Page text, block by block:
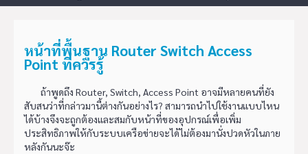
หน้าที่พื้นฐาน Router Switch Access
Point ที่ควรรู้
ถ้าพูดถึง Router, Switch, Access Point อาจมีหลายคนที่ยัง
สับสนว่าที่กล่าวมานี้ต่างกันอย่างไร? สามารถนำไปใช้งานแบบไหน
ได้บ้างจึงจะถูกต้องและสมกับหน้าที่ของอุปกรณ์เพื่อเพิ่ม
ประสิทธิภาพให้กับระบบเครือข่ายจะได้ไม่ต้องมานั่งปวดหัวในภาย
หลังกันนะจ๊ะ